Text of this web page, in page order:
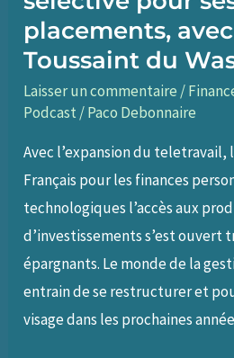
solo)
placements,
Toussaint du
Laisser un commentaire /
Podcast /Paco Debonnaire
Avec l’expansion du teletravail,
Français pour les finances
technologiques l’accès aux
d’investissements s’est ouvert
épargnants. Le monde de la
entrain de se restructurer et
visage dans les prochaines